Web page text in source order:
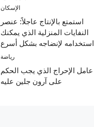
الإسكان
استمتع بالإنتاج عاجلاً: عنصر
النفايات المنزلية الذي يمكنك
استخدامه لإنضاجه بشكل أسرع
رياضة
عامل الإحراج الذي يجب الحكم
على آرون جلين عليه